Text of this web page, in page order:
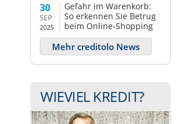
30
SEP
2025
Gefahr im Warenkorb:
So erkennen Sie Betrug
beim Online-Shopping
Mehr creditolo News
WIEVIEL KREDIT?